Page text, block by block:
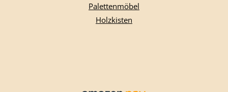
Palettenmöbel
Holzkisten